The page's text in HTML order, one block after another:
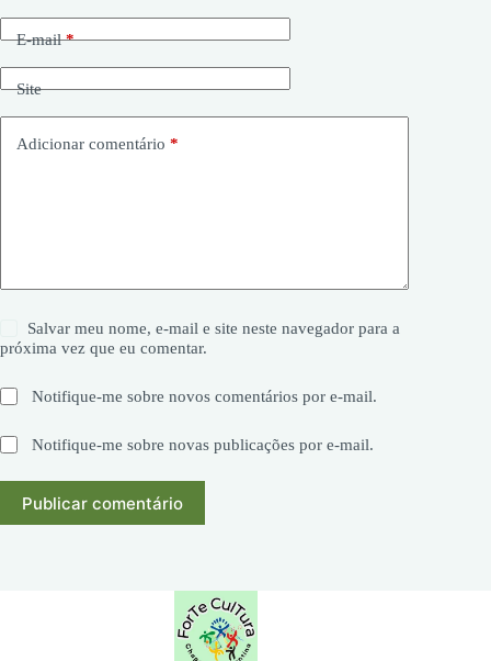
E-mail*
Site
Adicionar comentário *
Salvar meu nome, e-mail e site neste navegador para a
próxima vez que eu comentar.
Notifique-me sobre novos comentários por e-mail.
Notifique-me sobre novas publicações por e-mail.
Publicar comentário